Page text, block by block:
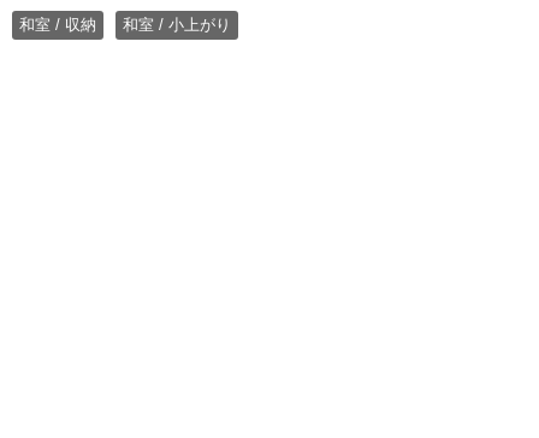
和室 / 収納 和室 / 小上がり